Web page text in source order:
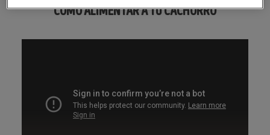
CÓMO ALIMENTAR A TU CACHORRO